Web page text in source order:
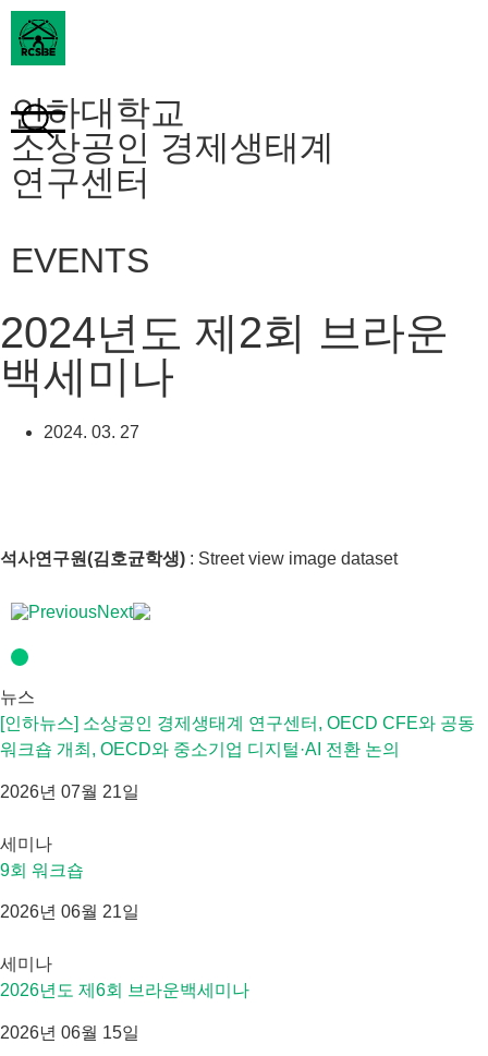
인하대학교
소상공인 경제생태계
연구센터
EVENTS
2024년도 제2회 브라운
백세미나
2024. 03. 27
석사연구원(김호균학생) : Street view image dataset
PreviousNext
뉴스
[인하뉴스] 소상공인 경제생태계 연구센터, OECD CFE와 공동
워크숍 개최, OECD와 중소기업 디지털·AI 전환 논의
2026년 07월 21일
세미나
9회 워크숍
2026년 06월 21일
세미나
2026년도 제6회 브라운백세미나
2026년 06월 15일